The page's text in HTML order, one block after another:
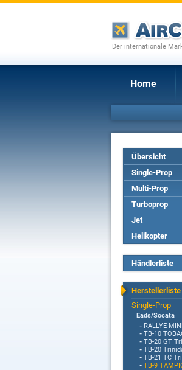
Der internationale
Home
Übersicht
Single-Prop
Multi-Prop
Turboprop
Jet
Helikopter
Händlerliste
Herstellerliste
Single-Prop
Eads/Socata
- RALLYE
- TB-10
- TB-20 GT
- TB-20
- TB-21 TC
- TB-9